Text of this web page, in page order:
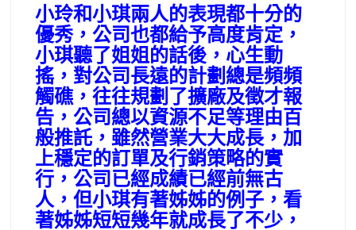
小玲和小琪兩人的表現都十分的
優秀，公司也都給予高度肯定，
小琪聽了姐姐的話後，心生動
搖，對公司長遠的計劃總是頻頻
觸礁，往往規劃了擴廠及徵才報
告，公司總以資源不足等理由百
般推託，雖然營業大大成長，加
上穩定的訂單及行銷策略的實
行，公司已經成績已經前無古
人，但小琪有著姊姊的例子，看
著姊姊短短幾年就成長了不少，